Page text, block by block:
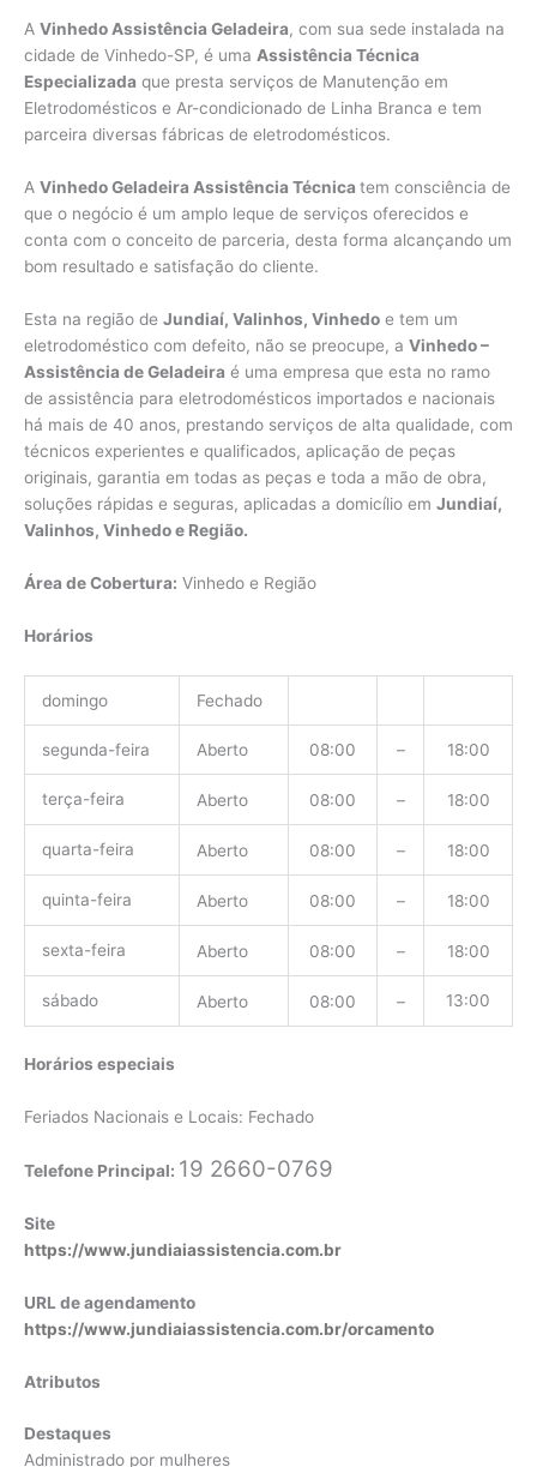
A Vinhedo Assistência Geladeira, com sua sede instalada na
cidade de Vinhedo-SP, é uma Assistência Técnica
Especializada que presta serviços de Manutenção em
Eletrodomésticos e Ar-condicionado de Linha Branca e tem
parceira diversas fábricas de eletrodomésticos.
A Vinhedo Geladeira Assistência Técnica tem consciência de
que o negócio é um amplo leque de serviços oferecidos e
conta com o conceito de parceria, desta forma alcançando um
bom resultado e satisfação do cliente.
Esta na região de Jundiaí, Valinhos, Vinhedo e tem um
eletrodoméstico com defeito, não se preocupe, a Vinhedo –
Assistência de Geladeira é uma empresa que esta no ramo
de assistência para eletrodomésticos importados e nacionais
há mais de 40 anos, prestando serviços de alta qualidade, com
técnicos experientes e qualificados, aplicação de peças
originais, garantia em todas as peças e toda a mão de obra,
soluções rápidas e seguras, aplicadas a domicílio em Jundiaí,
Valinhos, Vinhedo e Região.
Área de Cobertura: Vinhedo e Região
Horários
domingo Fechado
segunda-feira Aberto 08:00 – 18:00
terça-feira Aberto 08:00 – 18:00
quarta-feira Aberto 08:00 – 18:00
quinta-feira Aberto 08:00 – 18:00
sexta-feira Aberto 08:00 – 18:00
sábado Aberto 08:00 – 13:00
Horários especiais
Feriados Nacionais e Locais: Fechado
Telefone Principal: 19 2660-0769
Site
https://www.jundiaiassistencia.com.br
URL de agendamento
https://www.jundiaiassistencia.com.br/orcamento
Atributos
Destaques
Administrado por mulheres